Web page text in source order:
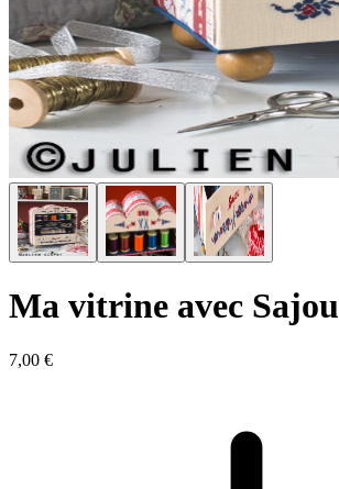
Ma vitrine avec Sajou
7,00 €